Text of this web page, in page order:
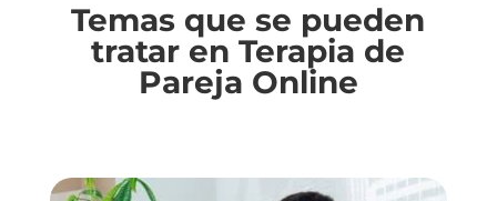
Temas que se pueden
tratar en Terapia de
Pareja Online